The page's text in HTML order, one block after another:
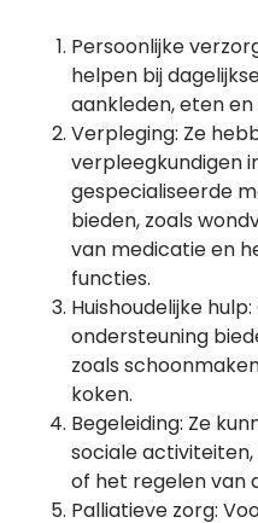
Persoonlijke
helpen bij
aankleden, eten
Verpleging: Ze
verpleegkundigen
gespecialiseerde
bieden, zoals
van medicatie en
functies.
Huishoudelijke
ondersteuning
zoals
koken.
Begeleiding: Ze
sociale
of het regelen van
Palliatieve zorg: